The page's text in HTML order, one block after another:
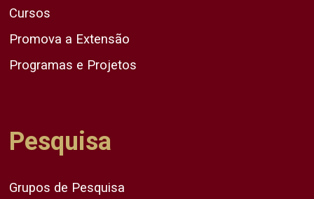
Cursos
Promova a Extensão
Programas e Projetos
Pesquisa
Grupos de Pesquisa